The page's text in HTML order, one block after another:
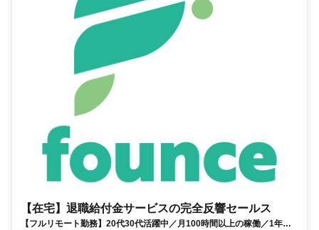
【在宅】退職給付金サービスの完全反響セールス
【フルリモート勤務】20代30代活躍中／月100時間以上の稼働／1年目